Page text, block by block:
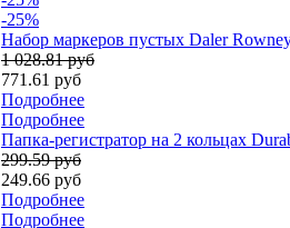
-25%
Набор маркеров пустых Daler
1 028.81 руб
771.61 руб
Подробнее
Подробнее
Папка-регистратор на 2 кольцах
299.59 руб
249.66 руб
Подробнее
Подробнее